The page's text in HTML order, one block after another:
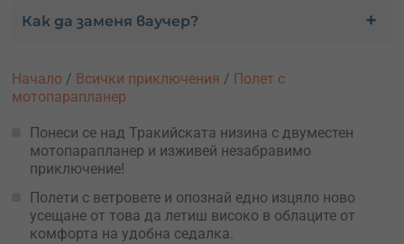
Как да заменя ваучер?
Начало / Всички приключения / Полет с
мотопарапланер
Понеси се над Тракийската низина с двуместен
мотопарапланер и изживей незабравимо
приключение!
Полети с ветровете и опознай едно изцяло ново
усещане от това да летиш високо в облаците от
комфорта на удобна седалка.